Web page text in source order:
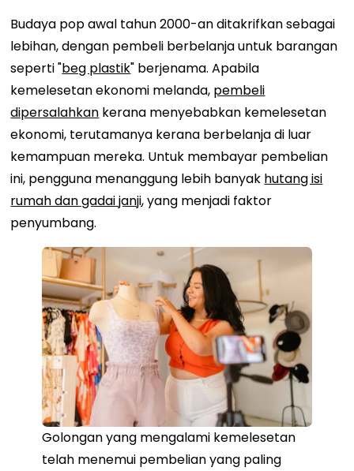
Budaya pop awal tahun 2000-an ditakrifkan sebagai
lebihan, dengan pembeli berbelanja untuk barangan
seperti "beg plastik" berjenama. Apabila
kemelesetan ekonomi melanda, pembeli
dipersalahkan kerana menyebabkan kemelesetan
ekonomi, terutamanya kerana berbelanja di luar
kemampuan mereka. Untuk membayar pembelian
ini, pengguna menanggung lebih banyak hutang isi
rumah dan gadai janji, yang menjadi faktor
penyumbang.
Golongan yang mengalami kemelesetan
telah menemui pembelian yang paling